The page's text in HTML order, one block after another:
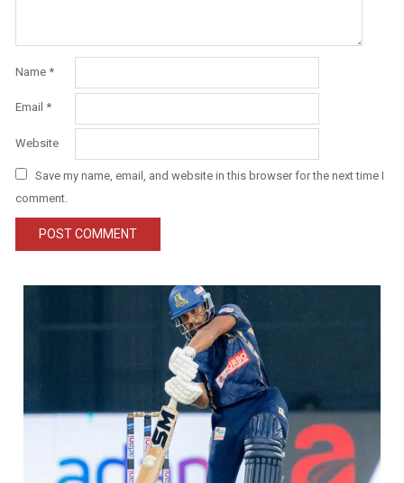
Name *
Email *
Website
Save my name, email, and website in this browser for the next time I
comment.